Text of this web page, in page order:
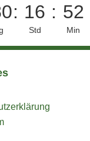
: 16
Std
: 52
Min